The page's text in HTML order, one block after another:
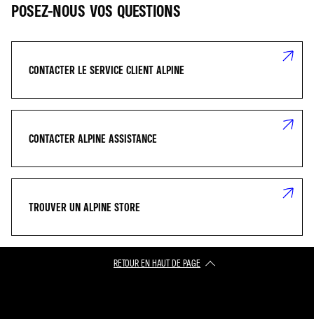
POSEZ-NOUS VOS QUESTIONS
CONTACTER LE SERVICE CLIENT ALPINE
CONTACTER ALPINE ASSISTANCE
TROUVER UN ALPINE STORE
RETOUR EN HAUT DE PAGE​